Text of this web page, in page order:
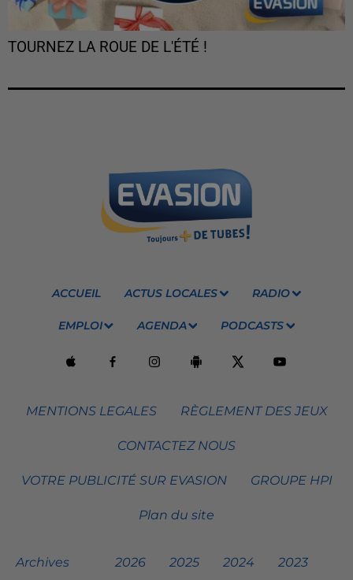
TOURNEZ LA ROUE DE L'ÉTÉ !
ACCUEIL ACTUS LOCALES RADIO
EMPLOI AGENDA PODCASTS
MENTIONS LEGALES RÈGLEMENT DES JEUX
CONTACTEZ NOUS
VOTRE PUBLICITÉ SUR EVASION GROUPE HPI
Plan du site
Archives 2026 2025 2024 2023